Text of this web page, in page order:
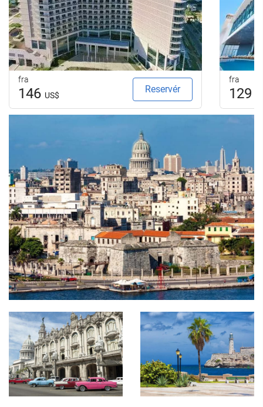
fra
146 US$
Reservér
fra
129